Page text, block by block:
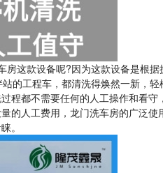
这款设备呢?因为这款设备是根
的工程车，都清洗得焕然一新，
程都不需要任何的人工操作和看
的人工费用，龙门洗车房的广泛
。